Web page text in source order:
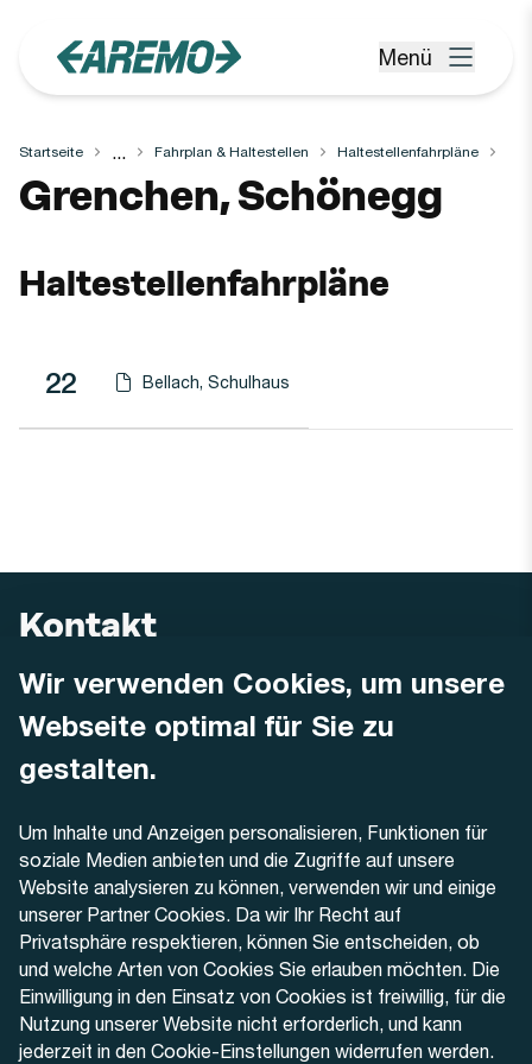
Wir verwenden Cookies, um unsere
Webseite optimal für Sie zu
gestalten.
Um Inhalte und Anzeigen personalisieren, Funktionen für
soziale Medien anbieten und die Zugriffe auf unsere
Website analysieren zu können, verwenden wir und einige
unserer Partner Cookies. Da wir Ihr Recht auf
Privatsphäre respektieren, können Sie entscheiden, ob
und welche Arten von Cookies Sie erlauben möchten. Die
Einwilligung in den Einsatz von Cookies ist freiwillig, für die
Nutzung unserer Website nicht erforderlich, und kann
jederzeit in den Cookie-Einstellungen widerrufen werden.
Menü öffnen
Menü
Startseite ... Fahrplan & Haltestellen Haltestellenfahrpläne
Haltestelle
Grenchen, Schönegg
Haltestellenfahrpläne
Linie Richtung
Linie
22 Haltestellen-PDF herunterladen für
Bellach, Schulhaus
(Öffnet in einen neuen Tab oder Fenster)
Kontakt
AREMO
Dornacherstrasse 48
4500 Solothurn
+41 32 622 37 22
Kontaktformular
Aktuell